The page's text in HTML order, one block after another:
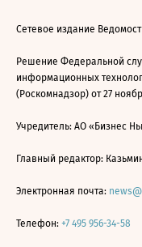
Сетевое издание
Решение Федеральной
информационных
(Роскомнадзор) от 27
Учредитель: АО «Бизнес
Главный редактор:
Электронная почта:
Телефон: +7 495 956-34-58